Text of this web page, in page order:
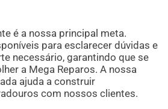
é a nossa principal meta.
para esclarecer dúvidas e
necessário, garantindo que se
a Mega Reparos. A nossa
ajuda a construir
com nossos clientes.